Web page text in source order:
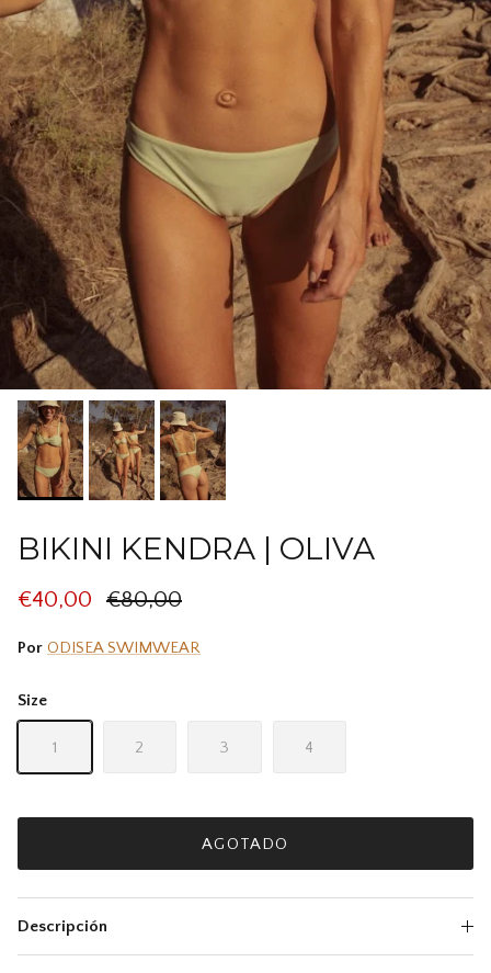
BIKINI KENDRA | OLIVA
€40,00 €80,00
Por ODISEA SWIMWEAR
Size
1 2 3 4
AGOTADO
Descripción